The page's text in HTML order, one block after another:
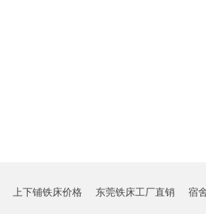
上下铺铁床价格 东莞铁床工厂直销 宿